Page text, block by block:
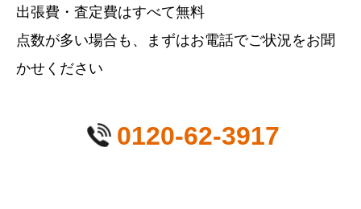
出張費・査定費はすべて無料
点数が多い場合も、まずはお電話でご状況をお聞
かせください
0120-62-3917